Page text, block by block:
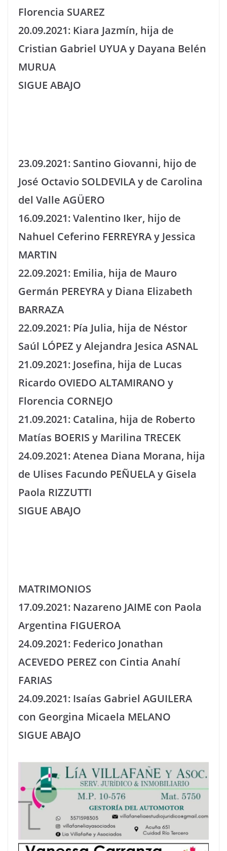
Florencia SUAREZ
20.09.2021: Kiara Jazmín, hija de
Cristian Gabriel UYUA y Dayana Belén
MURUA
SIGUE ABAJO
23.09.2021: Santino Giovanni, hijo de
José Octavio SOLDEVILA y de Carolina
del Valle AGÜERO
16.09.2021: Valentino Iker, hijo de
Nahuel Ceferino FERREYRA y Jessica
MARTIN
22.09.2021: Emilia, hija de Mauro
Germán PEREYRA y Diana Elizabeth
BARRAZA
22.09.2021: Pía Julia, hija de Néstor
Saúl LÓPEZ y Alejandra Jesica ASNAL
21.09.2021: Josefina, hija de Lucas
Ricardo OVIEDO ALTAMIRANO y
Florencia CORNEJO
21.09.2021: Catalina, hija de Roberto
Matías BOERIS y Marilina TRECEK
24.09.2021: Atenea Diana Morana, hija
de Ulises Facundo PEÑUELA y Gisela
Paola RIZZUTTI
SIGUE ABAJO
MATRIMONIOS
17.09.2021: Nazareno JAIME con Paola
Argentina FIGUEROA
24.09.2021: Federico Jonathan
ACEVEDO PEREZ con Cintia Anahí
FARIAS
24.09.2021: Isaías Gabriel AGUILERA
con Georgina Micaela MELANO
SIGUE ABAJO